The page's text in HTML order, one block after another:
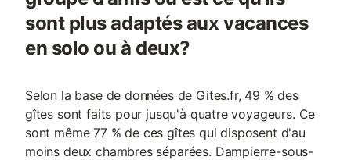
sont plus adaptés aux vacances
en solo ou à deux?
Selon la base de données de Gites.fr, 49 % des
gîtes sont faits pour jusqu'à quatre voyageurs. Ce
sont même 77 % de ces gîtes qui disposent d'au
moins deux chambres séparées. Dampierre-sous-